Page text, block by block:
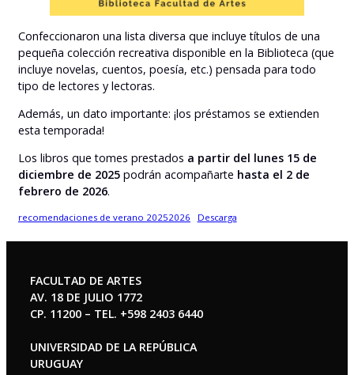
Confeccionaron una lista diversa que incluye títulos de una
pequeña colección recreativa disponible en la Biblioteca (que
incluye novelas, cuentos, poesía, etc.) pensada para todo
tipo de lectores y lectoras.
Además, un dato importante: ¡los préstamos se extienden
esta temporada!
Los libros que tomes prestados a partir del lunes 15 de
diciembre de 2025 podrán acompañarte hasta el 2 de
febrero de 2026.
recomendaciones de verano 20252026 Descarga
FACULTAD DE ARTES
AV. 18 DE JULIO 1772
CP. 11200 – TEL. +598 2403 6440
UNIVERSIDAD DE LA REPÚBLICA
URUGUAY